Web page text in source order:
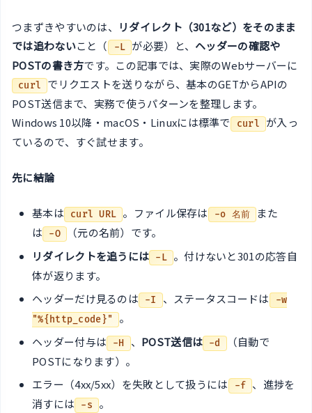
つまずきやすいのは、
リダイレクト（301など）をそのまま
では追わないこと（ -L が必要）と、 ヘッダーの確認や
POSTの書き方です。この記事では、実際のWebサーバーに
curl
でリクエストを送りながら、基本のGETからAPIの
POST送信まで、実務で使うパターンを整理します。
Windows 10以降・macOS・Linuxには標準で
curl
が入っ
ているので、すぐ試せます。
先に結論
基本は curl URL 。ファイル保存は -o 名前
また
は
-O （元の名前）です。
リダイレクトを追うには
-L 。付けないと301の応答自
体が返ります。
ヘッダーだけ見るのは
-I 、ステータスコードは
-w
"%{http_code}"
。
ヘッダー付与は
-H 、 POST送信は -d
（自動で
POSTになります）。
エラー（4xx/5xx）を失敗として扱うには
-f
、進捗を
消すには
-s 。